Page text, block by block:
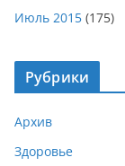
Июль 2015 (175)
Рубрики
Архив
Здоровье